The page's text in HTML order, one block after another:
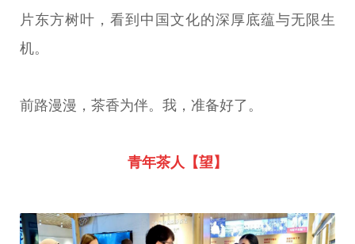
片东方树叶，看到中国文化的深厚底蕴与无限生
机。
前路漫漫，茶香为伴。我，准备好了。
青年茶人【望】